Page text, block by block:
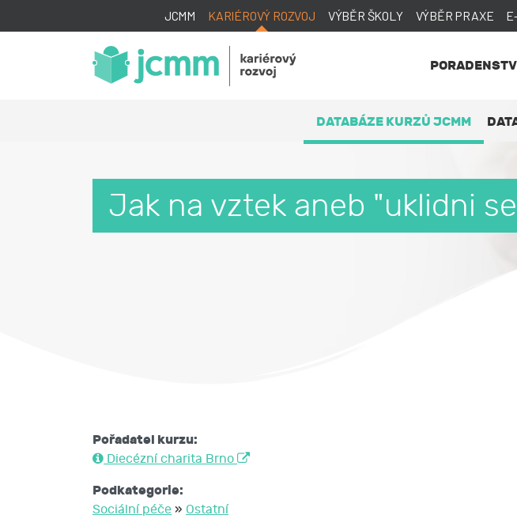
JCMM KARIÉROVÝ ROZVOJ VÝBĚR ŠKOLY VÝBĚR PRAXE
DATABÁZE KURZŮ JCMM
Jak na vztek aneb "uklidni
Pořadatel kurzu:
Diecézní charita Brno
Podkategorie:
Sociální péče » Ostatní